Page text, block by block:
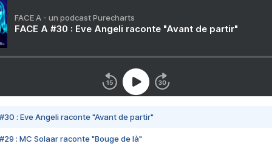
FACE A - un podcast Purecharts
FACE A #30 : Eve Angeli raconte "Avant de partir"
#30 : Eve Angeli raconte "Avant de partir"
#29 : MC Solaar raconte "Bouge de là"